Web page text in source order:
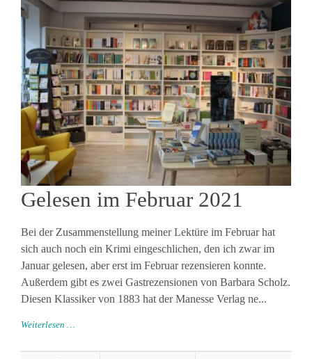
Gelesen im Februar 2021
Bei der Zusammenstellung meiner Lektüre im Februar hat
sich auch noch ein Krimi eingeschlichen, den ich zwar im
Januar gelesen, aber erst im Februar rezensieren konnte.
Außerdem gibt es zwei Gastrezensionen von Barbara Scholz.
Diesen Klassiker von 1883 hat der Manesse Verlag ne...
Weiterlesen …